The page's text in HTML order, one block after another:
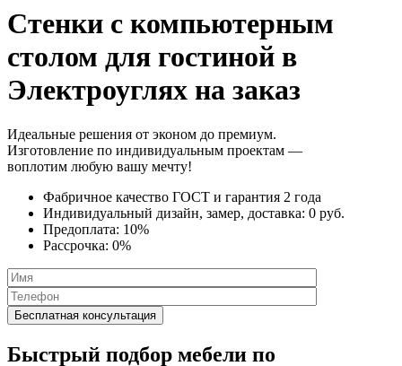
Стенки с компьютерным
столом для гостиной в
Электроуглях на заказ
Идеальные решения от эконом до премиум.
Изготовление по индивидуальным проектам —
воплотим любую вашу мечту!
Фабричное качество ГОСТ и гарантия 2 года
Индивидуальный дизайн, замер, доставка: 0 руб.
Предоплата: 10%
Рассрочка: 0%
Быстрый подбор мебели по